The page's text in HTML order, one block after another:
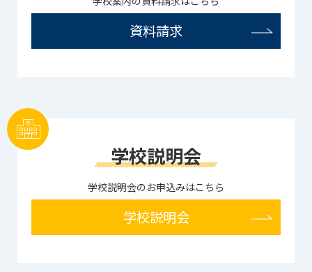
資料請求
学校説明会
学校説明会のお申込みはこちら
学校説明会